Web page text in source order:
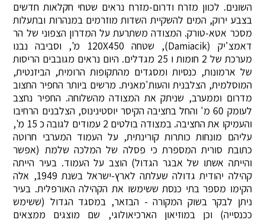
השונים. לכוון מזרח ודרום-מזרח נראים שטחי חקלאות חדשים
בצבע ירוק, המים להשקיית השדות מוזרמים במנהרות ובתעלות
מסכר אטא-טורק. המצודה משתרעת על המדרון הצפוני של הר
דאמצ'יק (Damiacik), שטחה 120X450 מ', וסביבה נבנו
מערכת של 2 חומות ו 25 מגדלים. היום נראים מגובבים הריסות
של ארמונות, כנסיות ומסגדים מהתקופות הרומית, הביזנטית,
המוסלמית, הצלבנית והעות'מאנית. מרשים ביותר החפיר החצוב
מדרום וממערב, שניתק את המצודה מהשלוחה. החפיר נחצב
לעומק 60 מ' והחל בחציבה הקיסר יוסטינינוס, הצלבנים הרחיבו
והעמיקו את החציבה. במצודה בולטים 2 עמודים לגובה כ 15 מ',
עליהם מונחות כותרות קורינתית, על העמוד המערבי חרוטה
כתובת סורית המספרת כי פסלה של המלכה שלמת (אפשר
והייתה אשתו של אבגר הגדול) הוצב על העמוד. בעיר הייתה
קהילה יהודית גדולה שעלתה לארץ-ישראל בשנת 1949, אלה
הקימו מספר בתי כנסת ששימשו את הקהילה האורפלית. בעיר
ניתן לבקר בשוק המקורה - הבזאר, במסגד הגדול (ששימש
ככנסייה) וכן במוזיאון הארכיאולוגי, שם מוצגים ממצאים